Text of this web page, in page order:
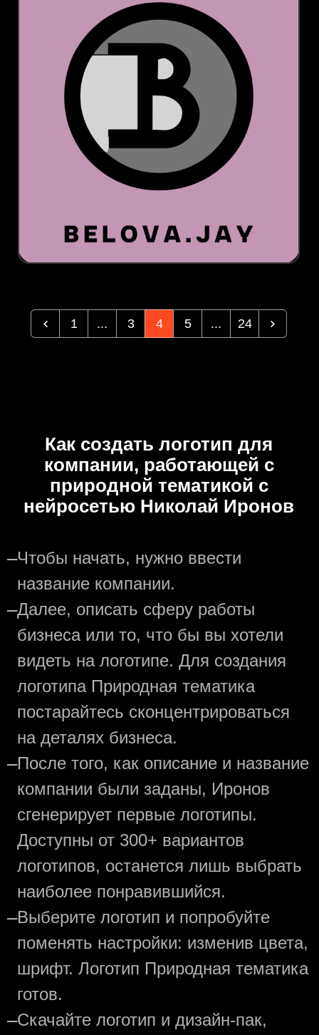
1 ... 3 4 5 ... 24
Как создать логотип для
компании, работающей с
природной тематикой с
нейросетью Николай Иронов
—Чтобы начать, нужно ввести
название компании.
—Далее, описать сферу работы
бизнеса или то, что бы вы хотели
видеть на логотипе. Для создания
логотипа Природная тематика
постарайтесь сконцентрироваться
на деталях бизнеса.
—После того, как описание и название
компании были заданы, Иронов
сгенерирует первые логотипы.
Доступны от 300+ вариантов
логотипов, останется лишь выбрать
наиболее понравившийся.
—Выберите логотип и попробуйте
поменять настройки: изменив цвета,
шрифт. Логотип Природная тематика
готов.
—Скачайте логотип и дизайн-пак,